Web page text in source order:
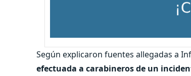
Según explicaron fuentes allegadas a
efectuada a carabineros de un